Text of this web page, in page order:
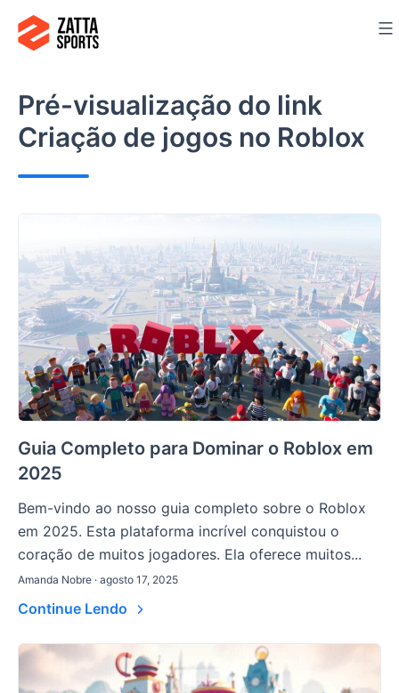
para
conteúdo
Pré-visualização do link
Criação de jogos no Roblox
Guia Completo para Dominar o Roblox em
2025
Bem-vindo ao nosso guia completo sobre o Roblox
em 2025. Esta plataforma incrível conquistou o
coração de muitos jogadores. Ela oferece muitos...
Amanda Nobre · agosto 17, 2025
Continue Lendo